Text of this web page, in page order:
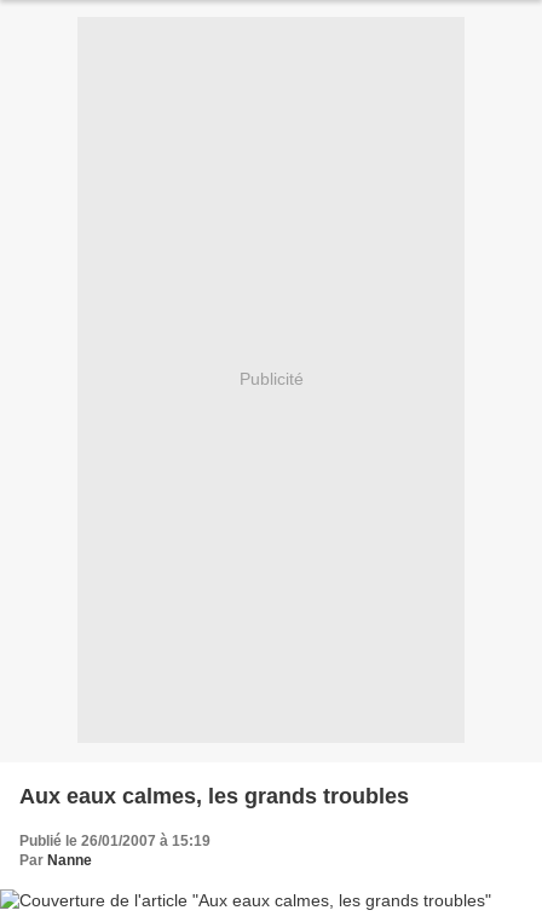
Publicité
Aux eaux calmes, les grands troubles
Publié le 26/01/2007 à 15:19
Par Nanne